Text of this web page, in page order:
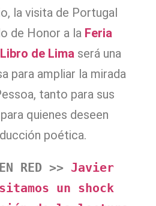
la visita de Portugal
de Honor a la Feria
de Lima será una
para ampliar la mirada
tanto para sus
quienes deseen
poética.
RED >> Javier
un shock